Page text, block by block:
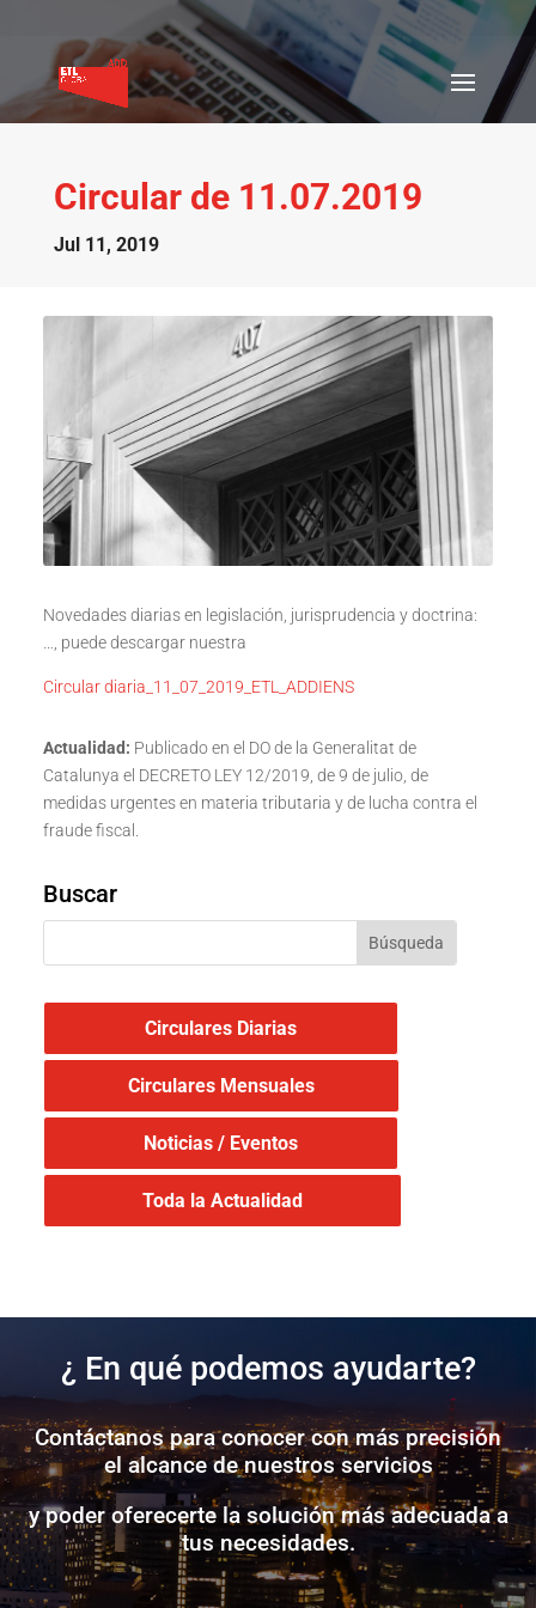
Circular de 11.07.2019
Jul 11, 2019
Novedades diarias en legislación, jurisprudencia y doctrina:
…, puede descargar nuestra
Circular diaria_11_07_2019_ETL_ADDIENS
Actualidad: Publicado en el DO de la Generalitat de
Catalunya el DECRETO LEY 12/2019, de 9 de julio, de
medidas urgentes en materia tributaria y de lucha contra el
fraude fiscal.
Buscar
Circulares Diarias
Circulares Mensuales
Noticias / Eventos
Toda la Actualidad
¿ En qué podemos ayudarte?
Contáctanos para conocer con más precisión
el alcance de nuestros servicios
y poder oferecerte la solución más adecuada a
tus necesidades.